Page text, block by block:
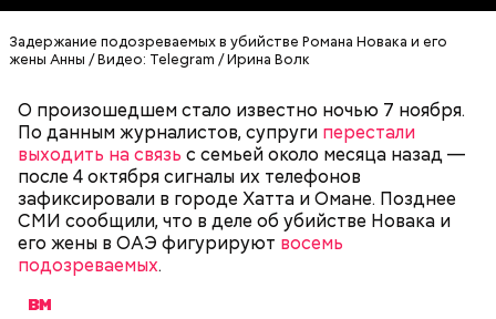
Задержание подозреваемых в убийстве Романа Новака и его
жены Анны / Видео: Telegram / Ирина Волк
О произошедшем стало известно ночью 7 ноября.
По данным журналистов, супруги перестали
выходить на связь с семьей около месяца назад —
после 4 октября сигналы их телефонов
зафиксировали в городе Хатта и Омане. Позднее
СМИ сообщили, что в деле об убийстве Новака и
его жены в ОАЭ фигурируют восемь
подозреваемых.
— Гасанов, являясь индивидуальным
предпринимателем, осуществлял
предпринимательскую деятельность в области
продажи и размещения рекламы в социальных
сетях. С целью сокрытия своих доходов часть
покупателей различных мотивационных курсов и
распределял их между еще несколькими счетами,
либопокупал на них квартиры.